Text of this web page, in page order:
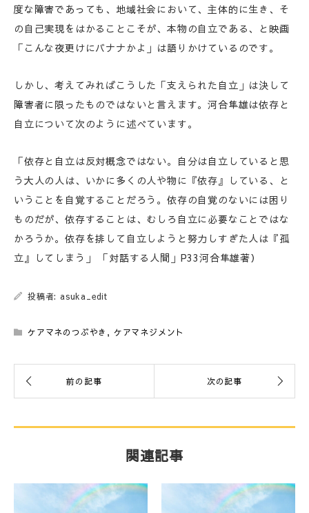
度な障害であっても、地域社会において、主体的に生き、そ
の自己実現をはかることこそが、本物の自立である、と映画
「こんな夜更けにバナナかよ」は語りかけているのです。
しかし、考えてみればこうした「支えられた自立」は決して
障害者に限ったものではないと言えます。河合隼雄は依存と
自立について次のように述べています。
「依存と自立は反対概念ではない。自分は自立していると思
う大人の人は、いかに多くの人や物に『依存』している、と
いうことを自覚することだろう。依存の自覚のないには困り
ものだが、依存することは、むしろ自立に必要なことではな
かろうか。依存を排して自立しようと努力しすぎた人は『孤
立』してしまう」 「対話する人間」P33河合隼雄著）
投稿者: asuka_edit
ケアマネのつぶやき , ケアマネジメント
関連記事